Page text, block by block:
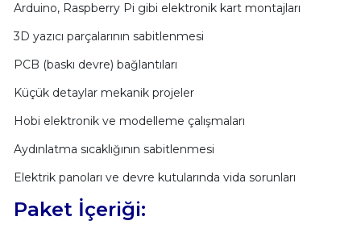
Arduino, Raspberry Pi gibi elektronik kart montajları
3D yazıcı parçalarının sabitlenmesi
PCB (baskı devre) bağlantıları
Küçük detaylar mekanik projeler
Hobi elektronik ve modelleme çalışmaları
Aydınlatma sıcaklığının sabitlenmesi
Elektrik panoları ve devre kutularında vida sorunları
Paket İçeriği: